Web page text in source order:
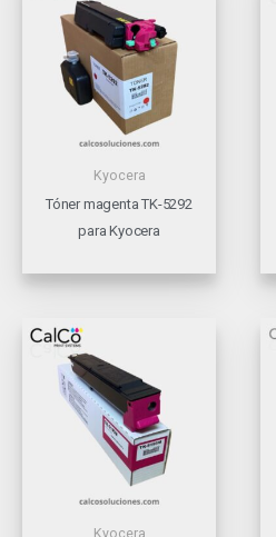
Kyocera
Tóner magenta TK-5292
para Kyocera
Kyocera